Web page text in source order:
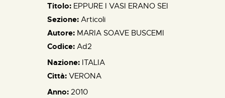
BIBLIOTECA
ELISA SALERNO
CONTATTI
Titolo: EPPURE I VASI ERANO SEI
Sezione: Articoli
Autore: MARIA SOAVE BUSCEMI
Codice: Ad2
Nazione: ITALIA
Città: VERONA
Anno: 2010